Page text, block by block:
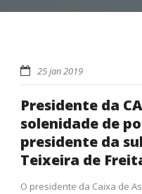
25 jan 2019
Presidente da
solenidade de
presidente da
Teixeira de
O presidente da Caixa de